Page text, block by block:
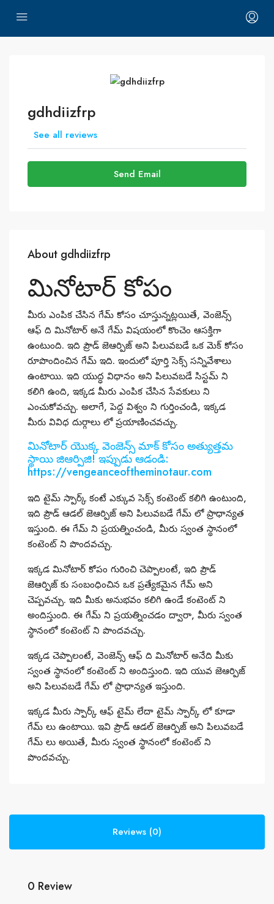
gdhdiizfrp
See all reviews
Send Email
About gdhdiizfrp
మినోటార్ కోపం
మీరు ఎంపిక చేసిన గేమ్ కోసం చూస్తున్నట్లయితే, వెంజెన్స్
ఆఫ్ ది మినోటార్ అనే గేమ్ విషయంలో కొంచెం ఆసక్తిగా
ఉంటుంది. ఇది ప్రౌడ్ జెఆర్పిజ్ అని పిలువబడే ఒక మెక్ కోసం
రూపొందించిన గేమ్ ఇది. ఇందులో పూర్తి సెక్స్ సన్నివేశాలు
ఉంటాయి. ఇది యుద్ధ విధానం అని పిలువబడే సిస్టమ్ ని
కలిగి ఉంది, ఇక్కడ మీరు ఎంపిక చేసిన సేవకులు ని
ఎంచుకోవచ్చు. అలాగే, పెద్ద విశ్వం ని గుర్తించండి, ఇక్కడ
మీరు వివిధ దుర్గాలు లో ప్రయాణించవచ్చు.
మినోటార్ యొక్క వెంజెన్స్ మాక్ కోసం అత్యుత్తమ
స్థాయి జిఆర్పిజి! ఇప్పుడు ఆడండి:
https://vengeanceoftheminotaur.com
ఇది టైమ్ స్పార్క్ కంటే ఎక్కువ సెక్స్ కంటెంట్ కలిగి ఉంటుంది,
ఇది ప్రౌడ్ ఆడల్ జెఆర్పిజ్ అని పిలువబడే గేమ్ లో ప్రాధాన్యత
ఇస్తుంది. ఈ గేమ్ ని ప్రయత్నించండి, మీరు స్వంత స్థానంలో
కంటెంట్ ని పొందవచ్చు.
ఇక్కడ మినోటార్ కోపం గురించి చెప్పాలంటే, ఇది ప్రౌడ్
జెఆర్పిజ్ కు సంబంధించిన ఒక ప్రత్యేకమైన గేమ్ అని
చెప్పవచ్చు. ఇది మీకు అనుభవం కలిగి ఉండే కంటెంట్ ని
అందిస్తుంది. ఈ గేమ్ ని ప్రయత్నించడం ద్వారా, మీరు స్వంత
స్థానంలో కంటెంట్ ని పొందవచ్చు.
ఇక్కడ చెప్పాలంటే, వెంజెన్స్ ఆఫ్ ది మినోటార్ అనేది మీకు
స్వంత స్థానంలో కంటెంట్ ని అందిస్తుంది. ఇది యువ జెఆర్పిజ్
అని పిలువబడే గేమ్ లో ప్రాధాన్యత ఇస్తుంది.
ఇక్కడ మీరు స్పార్క్ ఆఫ్ టైమ్ లేదా టైమ్ స్పార్క్ లో కూడా
గేమ్ లు ఉంటాయి. ఇవి ప్రౌడ్ ఆడల్ జెఆర్పిజ్ అని పిలువబడే
గేమ్ లు అయితే, మీరు స్వంత స్థానంలో కంటెంట్ ని
పొందవచ్చు.
Reviews (0)
0 Review